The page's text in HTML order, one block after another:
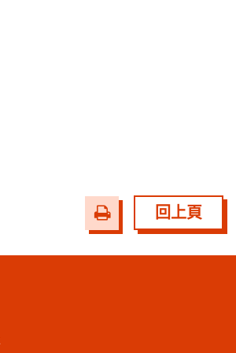
友
善
回上頁